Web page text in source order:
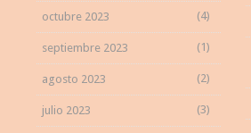
octubre 2023 (4)
septiembre 2023 (1)
agosto 2023 (2)
julio 2023 (3)